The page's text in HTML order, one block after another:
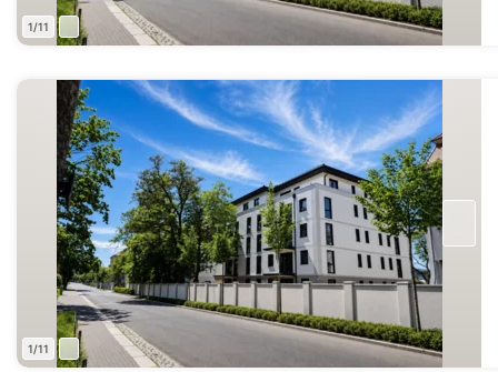
1/11
1/11